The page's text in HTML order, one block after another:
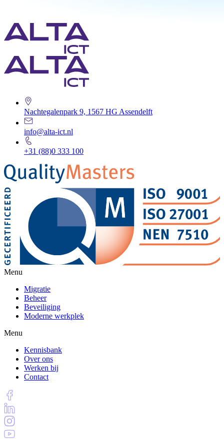
Nachtegalenpark 9, 1567 HG Assendelft
info@alta-ict.nl
+31 (88)0 333 100
Menu
Migratie
Beheer
Beveiliging
Moderne werkplek
Menu
Kennisbank
Over ons
Werken bij
Contact